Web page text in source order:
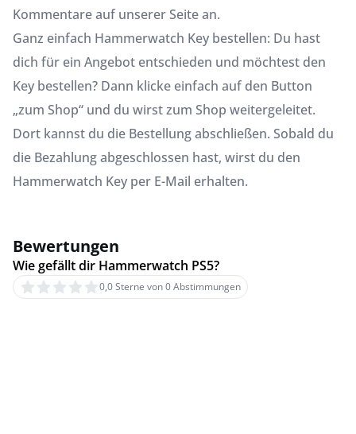
Kommentare auf unserer Seite an.
Ganz einfach Hammerwatch Key bestellen: Du hast
dich für ein Angebot entschieden und möchtest den
Key bestellen? Dann klicke einfach auf den Button
„zum Shop“ und du wirst zum Shop weitergeleitet.
Dort kannst du die Bestellung abschließen. Sobald du
die Bezahlung abgeschlossen hast, wirst du den
Hammerwatch Key per E-Mail erhalten.
Bewertungen
Wie gefällt dir Hammerwatch PS5?
0,0 Sterne von 0 Abstimmungen